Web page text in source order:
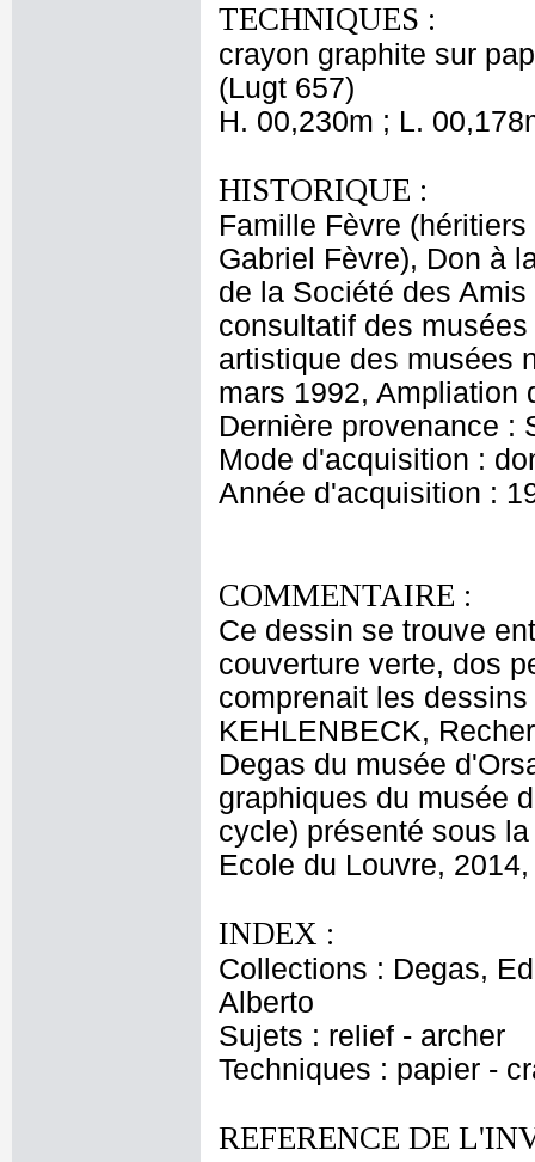
TECHNIQUES :
crayon graphite sur
(Lugt 657)
H. 00,230m ; L.
HISTORIQUE :
Famille Fèvre
Gabriel Fèvre), Don à
de la Société des
consultatif des
artistique des musées
mars 1992, Ampliation
Dernière provenance :
Mode d'acquisition :
Année d'acquisition :
COMMENTAIRE :
Ce dessin se trouve
couverture verte, dos
comprenait les
KEHLENBECK,
Degas du musée
graphiques du musée
cycle) présenté sous
Ecole du Louvre,
INDEX :
Collections : Degas,
Alberto
Sujets : relief - archer
Techniques : papier -
REFERENCE DE